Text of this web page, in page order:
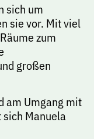
sich um
sie vor. Mit viel
zum
großen
am Umgang mit
sich Manuela